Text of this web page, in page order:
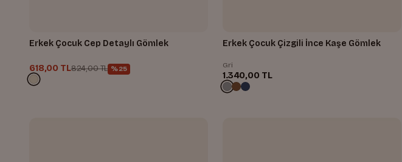
Erkek Çocuk Cep Detaylı Gömlek
618,00 TL824,00 TL %25
Erkek Çocuk Çizgili İnce Kaşe Gömlek
Gri
1.340,00 TL